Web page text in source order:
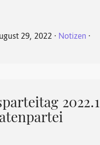
29, 2022 ⋅ Notizen ⋅
2022.1